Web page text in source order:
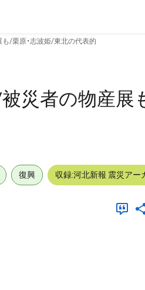
/栗原・志波姫/東北の代表的
災者の物産展
復興 収録:河北新報 震災アー